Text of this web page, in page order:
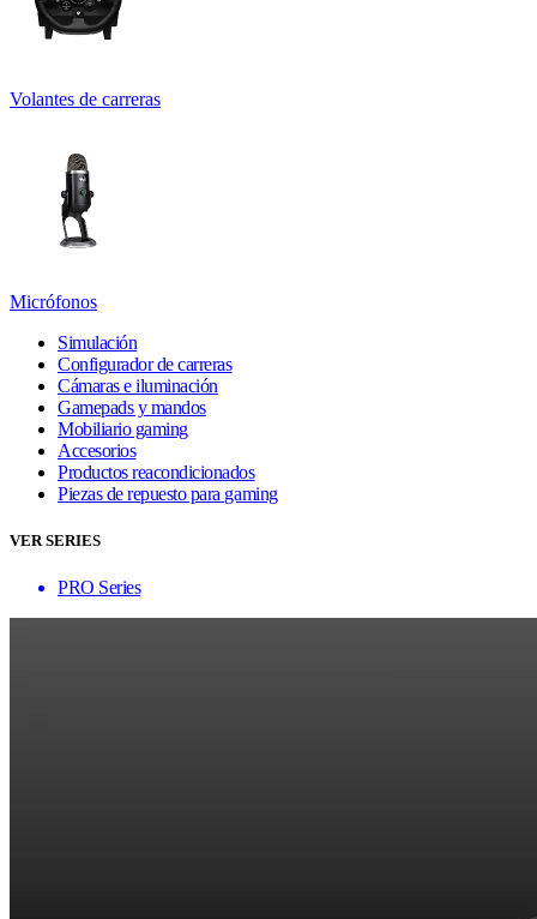
Volantes de carreras
Micrófonos
Simulación
Configurador de carreras
Cámaras e iluminación
Gamepads y mandos
Mobiliario gaming
Accesorios
Productos reacondicionados
Piezas de repuesto para gaming
VER SERIES
PRO Series